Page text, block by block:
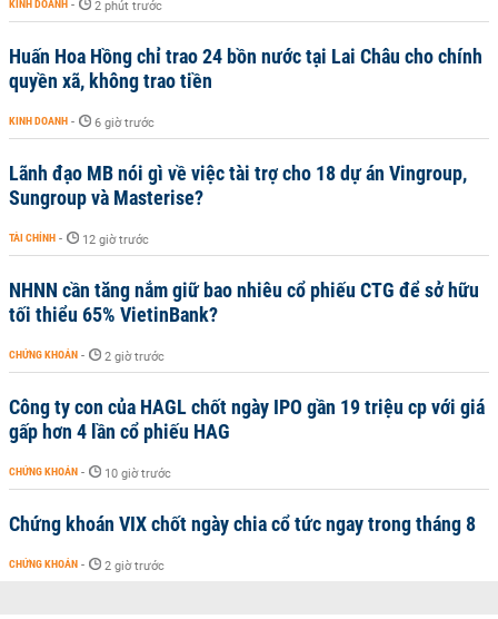
KINH DOANH - 2 phút trước
Huấn Hoa Hồng chỉ trao 24 bồn nước tại Lai Châu cho chính
quyền xã, không trao tiền
KINH DOANH - 6 giờ trước
Lãnh đạo MB nói gì về việc tài trợ cho 18 dự án Vingroup,
Sungroup và Masterise?
TÀI CHÍNH - 12 giờ trước
NHNN cần tăng nắm giữ bao nhiêu cổ phiếu CTG để sở hữu
tối thiểu 65% VietinBank?
CHỨNG KHOÁN - 2 giờ trước
Công ty con của HAGL chốt ngày IPO gần 19 triệu cp với giá
gấp hơn 4 lần cổ phiếu HAG
CHỨNG KHOÁN - 10 giờ trước
Chứng khoán VIX chốt ngày chia cổ tức ngay trong tháng 8
CHỨNG KHOÁN - 2 giờ trước